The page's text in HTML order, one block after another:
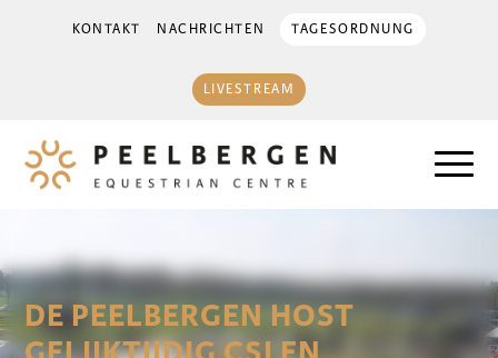
KONTAKT NACHRICHTEN TAGESORDNUNG
LIVESTREAM
DE PEELBERGEN HOST